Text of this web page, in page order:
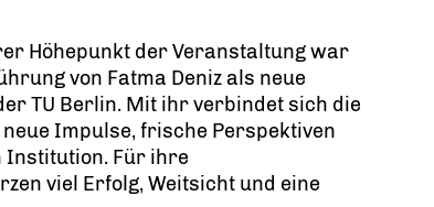
Höhepunkt der Veranstaltung war
von Fatma Deniz als neue
TU Berlin. Mit ihr verbindet sich die
Impulse, frische Perspektiven
Für ihre
viel Erfolg, Weitsicht und eine